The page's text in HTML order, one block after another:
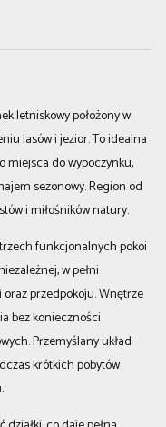
letniskowy położony w
lasów i jezior. To idealna
miejsca do wypoczynku,
sezonowy. Region od
i miłośników natury.
funkcjonalnych pokoi
w pełni
przedpokoju. Wnętrze
bez konieczności
Przemyślany układ
krótkich pobytów